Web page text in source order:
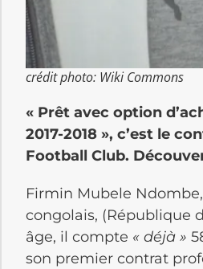
crédit photo: Wiki Commons
« Prêt avec option
2017-2018 », c’est le
Football Club.
Firmin Mubele Ndombe
congolais, (République
âge, il compte « déjà »
son premier contrat